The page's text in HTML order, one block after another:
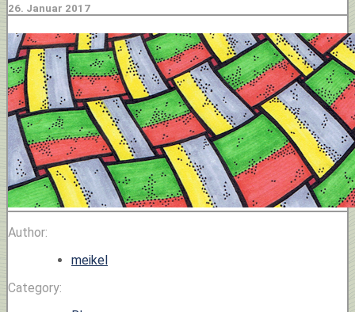
26. Januar 2017
Author:
meikel
Category: